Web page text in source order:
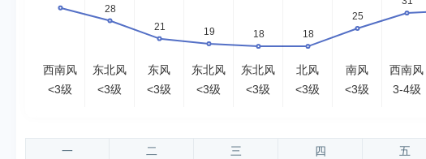
西南风
<3级
东北风
<3级
东风
<3级
东北风
<3级
东北风
<3级
北风
<3级
南风
<3级
西南风
3-4级
一 二 三 四 五